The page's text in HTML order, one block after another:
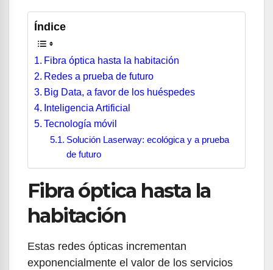
Índice
Fibra óptica hasta la habitación
Redes a prueba de futuro
Big Data, a favor de los huéspedes
Inteligencia Artificial
Tecnología móvil
Solución Laserway: ecológica y a prueba
de futuro
Fibra óptica hasta la
habitación
Estas redes ópticas incrementan
exponencialmente el valor de los servicios